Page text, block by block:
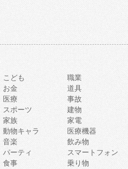
こども 職業
お金 道具
医療 事故
スポーツ 建物
家族 家電
動物キャラ 医療機器
音楽 飲み物
パーティ スマートフォン
食事 乗り物